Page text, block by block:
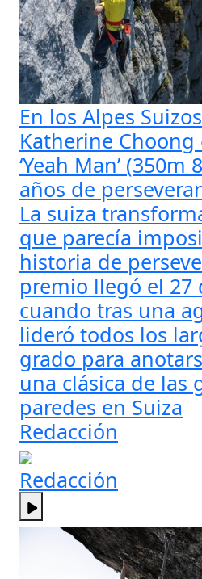
En los Alpes Suizos
Katherine Choong
‘Yeah Man’ (350m
años de
La suiza
que parecía
historia de
premio llegó el 27
cuando tras una
lideró todos los
grado para
una clásica de las
paredes en Suiza
Redacción
Redacción